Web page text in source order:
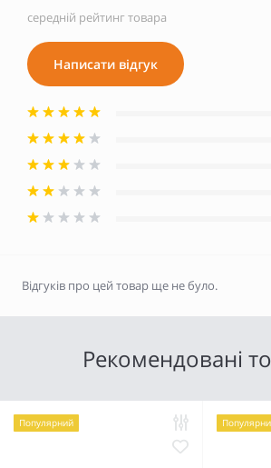
середній рейтинг товара
Написати відгук
Відгуків про цей товар ще не було.
Рекомендовані
Популярний